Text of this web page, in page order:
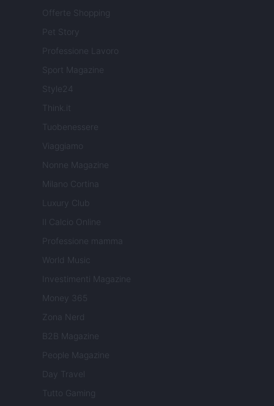
Offerte Shopping
Pet Story
Professione Lavoro
Sport Magazine
Style24
Think.it
Tuobenessere
Viaggiamo
Nonne Magazine
Milano Cortina
Luxury Club
Il Calcio Online
Professione mamma
World Music
Investimenti Magazine
Money 365
Zona Nerd
B2B Magazine
People Magazine
Day Travel
Tutto Gaming